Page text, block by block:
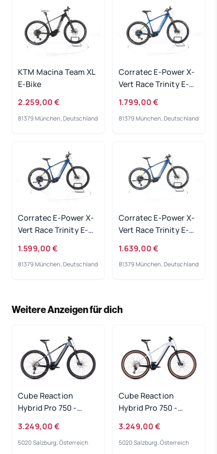
KTM Macina Team XL
E-Bike
2.259,00 €
81379 München, Deutschland
Corratec E-Power X-
Vert Race Trinity E-
1.799,00 €
81379 München, Deutschland
Corratec E-Power X-
Vert Race Trinity E-
1.599,00 €
81379 München, Deutschland
Corratec E-Power X-
Vert Race Trinity E-
1.639,00 €
81379 München, Deutschland
Weitere Anzeigen für dich
Cube Reaction
Hybrid Pro 750 -
Rahmengröße: S
3.249,00 €
5020 Salzburg, Österreich
Cube Reaction
Hybrid Pro 750 -
Rahmengröße: XXL
3.249,00 €
5020 Salzburg, Österreich